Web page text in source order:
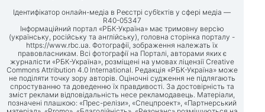
Ідентифікатор онлайн-медіа в Реєстрі суб’єктів у сфері медіа —
R40-05347
Інформаційний портал «РБК-Україна» має тримовну версію
(українську, російську та англійську), головна сторінка порталу -
https://www.rbc.ua. Фотографії, зображення належать їх
правовласникам. Всі фотографії на Порталі, авторами яких є
журналісти «РБК-Україна», розміщені на умовах ліцензії Creative
Commons Attribution 4.0 International. Редакція «РБК-Україна» може
не поділяти точку зору авторів. Оціночні судження не підлягають
спростуванню та доведенню їх правдивості. За достовірність та
зміст реклами відповідальність несе рекламодавець. Матеріали,
позначені плашкою: «Прес-релізи», «Спецпроект», «Партнерський